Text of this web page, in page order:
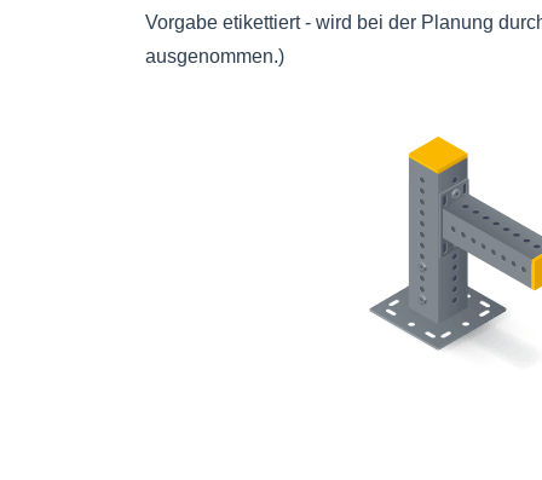
Vorgabe etikettiert - wird bei der Planung
ausgenommen.)